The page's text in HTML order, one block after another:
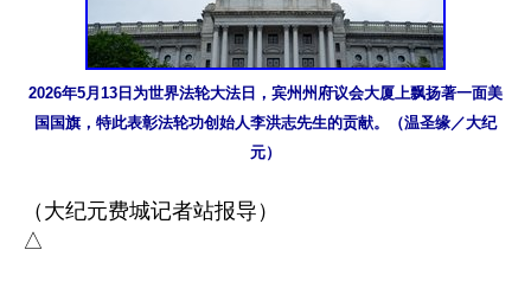
2026年5月13日为世界法轮大法日，宾州州府议会大厦上飘扬著一面美
国国旗，特此表彰法轮功创始人李洪志先生的贡献。（温圣缘／大纪
元）
（大纪元费城记者站报导）